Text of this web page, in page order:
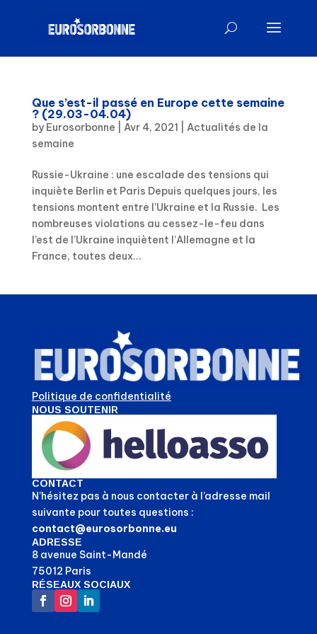
Que s’est-il passé en Europe cette semaine
? (29.03-04.04)
by Eurosorbonne Avr 4, 2021
Actualités de la
semaine
Russie-Ukraine : une escalade des tensions qui
inquiète Berlin et Paris Depuis quelques jours, les
tensions montent entre l’Ukraine et la Russie. Les
nombreuses violations au cessez-le-feu dans
l’est de l’Ukraine inquiètent l’Allemagne et la
France, toutes deux...
Politique de confidentialité
NOUS SOUTENIR
CONTACT
N’hésitez pas à nous contacter à l’adresse mail
suivante pour toutes questions :
contact@eurosorbonne.eu
ADRESSE
8 avenue Saint-Mandé
75012 Paris
RÉSEAUX SOCIAUX